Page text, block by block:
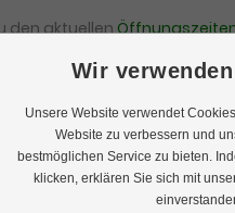
den aktuellen
Schwarztee Rooibostee
Wir
Unsere Website verwendet
Website zu verbessern und
bestmöglichen Service zu bieten.
klicken, erklären Sie sich mit